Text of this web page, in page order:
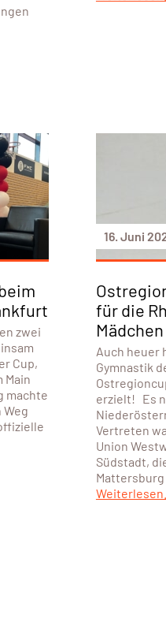
zwei
Cup,
Main
machte
Weg
16. Juni
für die
Auch heuer
Gymnastik
erzielt! Es
Vertreten
Union
Südstadt,
Mattersburg
Weiterlesen...